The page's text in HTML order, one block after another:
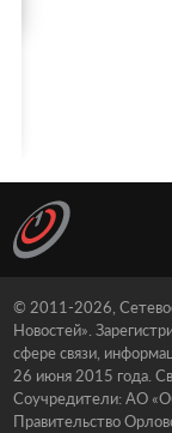
© 2011-2026,
Новостей».
сфере связи,
26 июня 2015 года.
Соучредители: АО
Правительство